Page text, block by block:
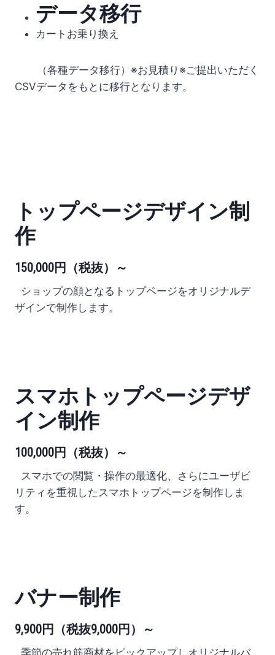
データ移行
カートお乗り換え
（各種データ移行）※お見積り※ご提出いただく
CSVデータをもとに移行となります。
トップページデザイン制
作
150,000円 （税抜） ～
ショップの顔となるトップページをオリジナルデ
ザインで制作します。
スマホトップページデザ
イン制作
100,000円 （税抜） ～
スマホでの閲覧・操作の最適化、さらにユーザビ
リティを重視したスマホトップページを制作しま
す。
バナー制作
9,900円 （税抜9,000円） ～